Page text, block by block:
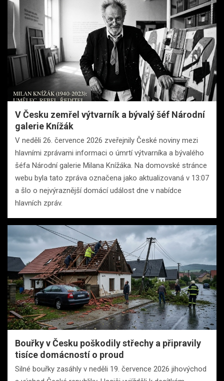
V Česku zemřel výtvarník a bývalý šéf Národní
galerie Knížák
V neděli 26. července 2026 zveřejnily České noviny mezi
hlavními zprávami informaci o úmrtí výtvarníka a bývalého
šéfa Národní galerie Milana Knížáka. Na domovské stránce
webu byla tato zpráva označena jako aktualizovaná v 13:07
a šlo o nejvýraznější domácí událost dne v nabídce
hlavních zpráv.
Bouřky v Česku poškodily střechy a připravily
tisíce domácností o proud
Silné bouřky zasáhly v neděli 19. července 2026 jihovýchod